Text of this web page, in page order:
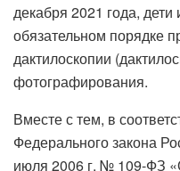
декабря 2021 года,
обязательном порядке
дактилоскопии
фотографирования.
Вместе с тем, в
Федерального закона
июля 2006 г. № 109-ФЗ